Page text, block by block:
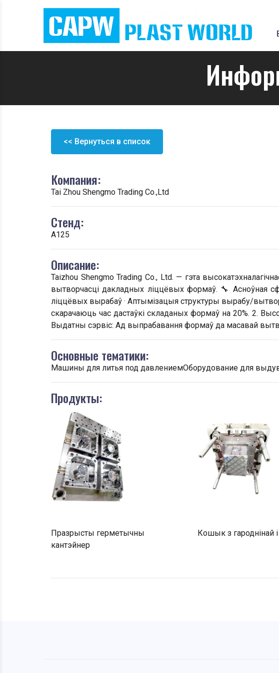
<< Вернуться в список
Компания:
Tai Zhou Shengmo Trading Co.,Ltd
Стенд:
A125
Описание:
Taizhou Shengmo Trading Co., Ltd. — гэта
вытворчасці дакладных ліццёвых формаў. 🔧 Асноўная
ліццёвых вырабаў · Аптымізацыя структуры вырабу/
скарачаюць час дастаўкі складаных формаў на 20%. 2.
Выдатны сэрвіс: Ад выпрабавання формаў да масавай
Основные тематики:
Машины для литья под давлениемОборудование для
Продукты:
Празрысты герметычны
кантэйнер
Кошык з гароднінай і